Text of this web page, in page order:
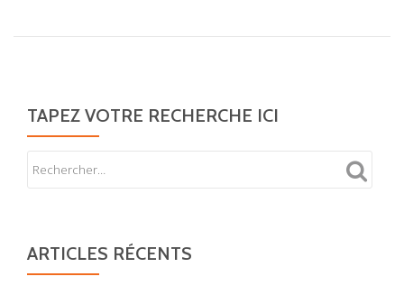
TAPEZ VOTRE RECHERCHE ICI
ARTICLES RÉCENTS